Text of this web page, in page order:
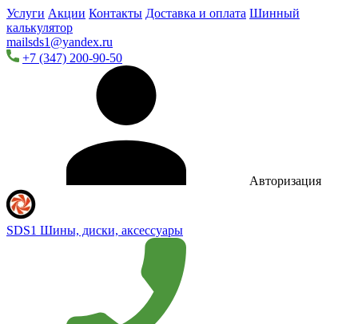
Услуги Акции Контакты Доставка и оплата Шинный
калькулятор
mailsds1@yandex.ru
+7 (347) 200-90-50
Авторизация
SDS1 Шины, диски, аксессуары